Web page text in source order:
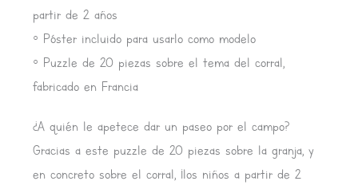
partir de 2 años
◦ Póster incluido para usarlo como modelo
◦ Puzzle de 20 piezas sobre el tema del corral,
fabricado en Francia
¿A quién le apetece dar un paseo por el campo?
Gracias a este puzzle de 20 piezas sobre la granja, y
en concreto sobre el corral, ¡los niños a partir de 2